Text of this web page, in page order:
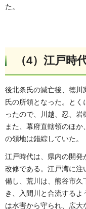
た。
（4）江戸時
後北条氏の滅亡後、徳川
氏の所領となった。と
ったので、川越、忍、岩
また、幕府直轄領のほ
の領地は錯綜していた。
江戸時代は、県内の開
改修である。江戸湾に
備し、荒川は、熊谷市
き、入間川と合流する
は水害から守られ、広